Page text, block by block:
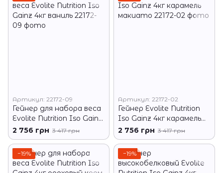
Артикул: 22172-09
Гейнер для набора веса
Evolite Nutrition Iso Gainz
4кг ваниль
2 756 грн 3 417 грн
Артикул: 22172-02
Гейнер Evolite Nutrition
Iso Gainz 4кг карамель
макиато
2 756 грн 3 417 грн
−19% −19%